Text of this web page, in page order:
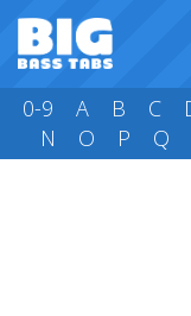
0-9 A B C
N
O P Q